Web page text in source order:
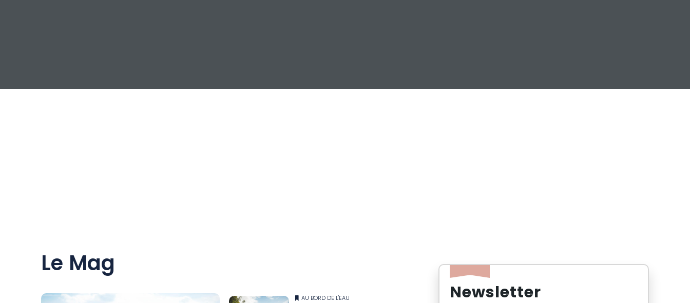
Le Mag
AU BORD DE L'EAU Newsletter